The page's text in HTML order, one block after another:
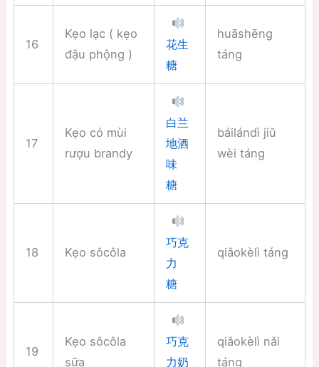
16
Kẹo lạc ( kẹo
đậu phộng )
花生
糖
huāshēng
táng
17
Kẹo có mùi
rượu brandy
白兰
地酒
味
糖
báilándì jiǔ
wèi táng
18 Kẹo sôcôla
巧克
力
糖
qiǎokèlì táng
19
Kẹo sôcôla
sữa
巧克
力奶
qiǎokèlì nǎi
táng